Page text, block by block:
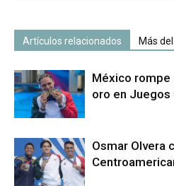
Artículos relacionados Más
México rompe
oro en
Osmar Olvera